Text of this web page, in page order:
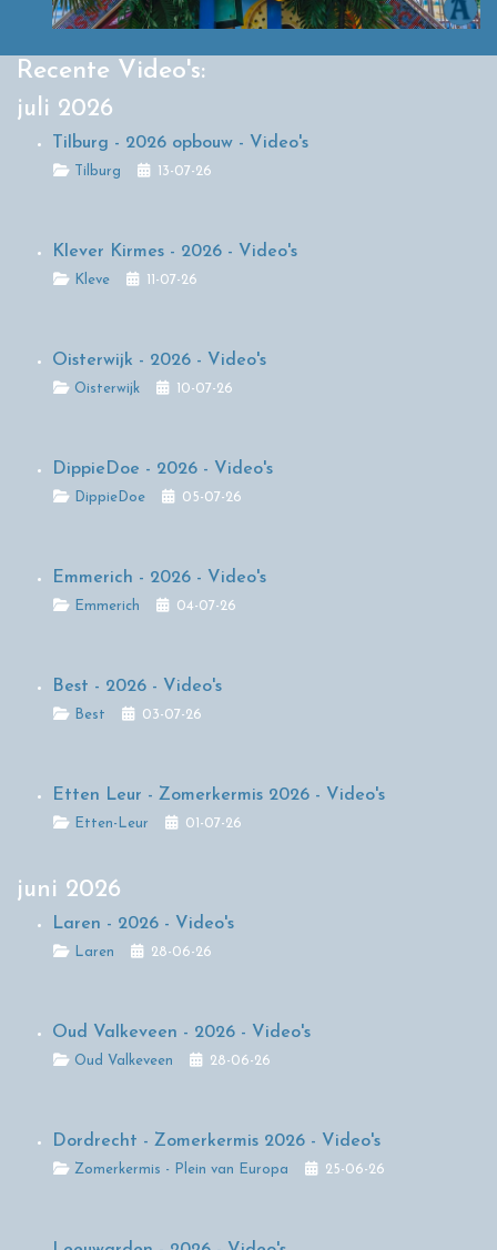
Recente Video's:
juli 2026
Tilburg - 2026 opbouw - Video's
Details
Tilburg 13-07-26
Klever Kirmes - 2026 - Video's
Details
Kleve 11-07-26
Oisterwijk - 2026 - Video's
DetailsOisterwijk 10-07-26
DippieDoe - 2026 - Video's
DetailsDippieDoe 05-07-26
Emmerich - 2026 - Video's
DetailsEmmerich 04-07-26
Best - 2026 - Video's
Details
Best 03-07-26
Etten Leur - Zomerkermis 2026 - Video's
DetailsEtten-Leur 01-07-26
juni 2026
Laren - 2026 - Video's
Details
Laren 28-06-26
Oud Valkeveen - 2026 - Video's
DetailsOud Valkeveen 28-06-26
Dordrecht - Zomerkermis 2026 - Video's
Details
Zomerkermis - Plein van Europa 25-06-26